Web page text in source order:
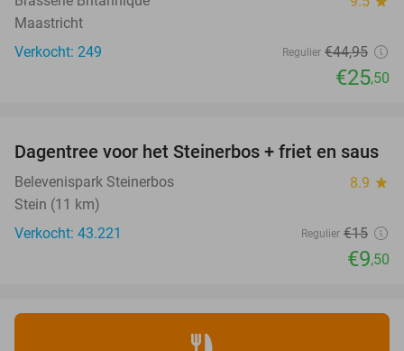
Maastricht
Verkocht: 249
Regulier €44,95
€25,50
37%
Dagentree voor het Steinerbos + friet en saus
Belevenispark Steinerbos 8.9 star
Stein (11 km)
Verkocht: 43.221
Regulier €15
€9,50